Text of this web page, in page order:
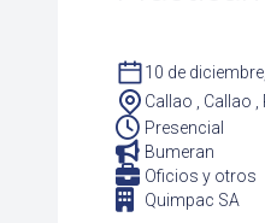
10 de
Callao , Callao ,
Presencial
Bumeran
Oficios y otros
Quimpac SA